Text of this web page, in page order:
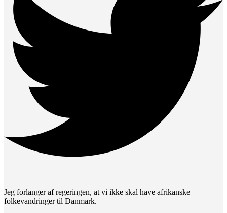
Jeg forlanger af regeringen, at vi ikke skal have afrikanske
folkevandringer til Danmark.